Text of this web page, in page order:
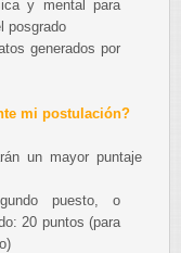
y mental para
posgrado
generados por
mi postulación?
un mayor puntaje
puesto, o
20 puntos (para